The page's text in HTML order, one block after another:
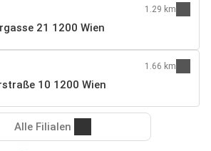
21 1200 Wien
1.29 km
10 1200 Wien
1.66 km
Alle Filialen